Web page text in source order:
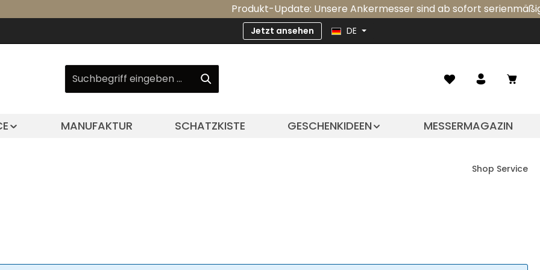
Produkt-Update: Unsere Ankermesser sind ab sofort serienmäßig
Jetzt ansehen DE
MANUFAKTUR SCHATZKISTE GESCHENKIDEEN MESSERMAGAZIN
Shop Service